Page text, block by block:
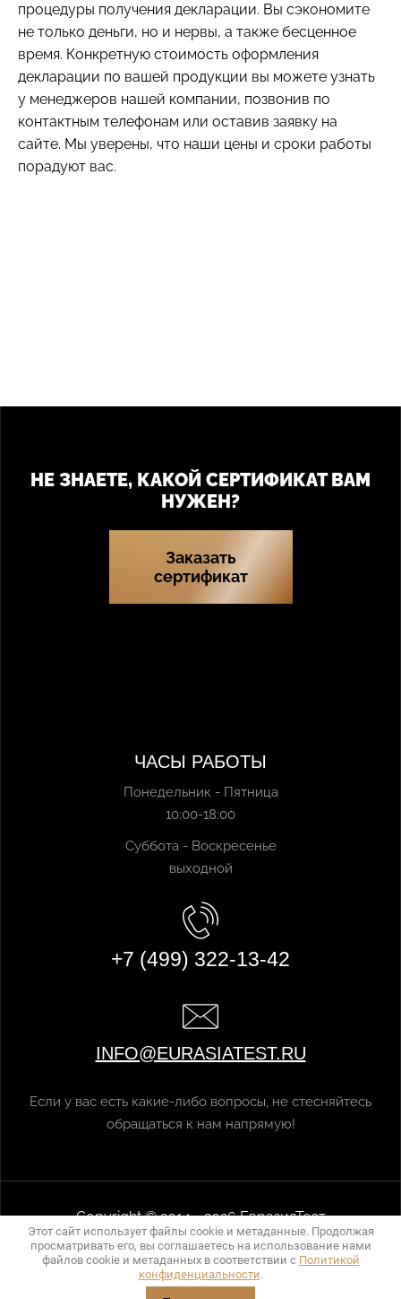
процедуры получения декларации. Вы сэкономите
не только деньги, но и нервы, а также бесценное
время. Конкретную стоимость оформления
декларации по вашей продукции вы можете узнать
у менеджеров нашей компании, позвонив по
контактным телефонам или оставив заявку на
сайте. Мы уверены, что наши цены и сроки работы
порадуют вас.
НЕ ЗНАЕТЕ, КАКОЙ СЕРТИФИКАТ ВАМ
НУЖЕН?
Заказать
сертификат
ЧАСЫ РАБОТЫ
Понедельник - Пятница
10:00-18:00
Суббота - Воскресенье
выходной
+7 (499) 322-13-42
INFO@EURASIATEST.RU
Если у вас есть какие-либо вопросы, не стесняйтесь
обращаться к нам напрямую!
Copyright © 2014 - 2026 ЕвразияТест
Политика конфиденциальности
разработка сайта - Мегагрупп.ру
Этот сайт использует файлы cookie и метаданные. Продолжая
просматривать его, вы соглашаетесь на использование нами
файлов cookie и метаданных в соответствии с Политикой
конфиденциальности.